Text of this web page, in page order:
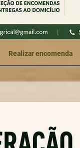
Realizar encomenda